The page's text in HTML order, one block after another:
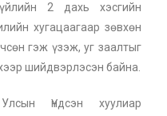
2 дахь хэсгийн
хугацаагаар зөвхөн
гэж үзэж, уг заалтыг
шийдвэрлэсэн байна.
Үндсэн хуулиар